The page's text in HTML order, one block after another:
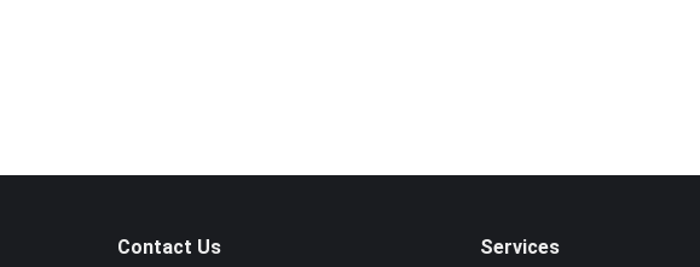
Contact Us Services